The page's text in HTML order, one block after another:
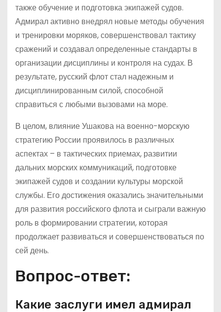
также обучение и подготовка экипажей судов.
Адмирал активно внедрял новые методы обучения
и тренировки моряков, совершенствовал тактику
сражений и создавал определенные стандарты в
организации дисциплины и контроля на судах. В
результате, русский флот стал надежным и
дисциплинированным силой, способной
справиться с любыми вызовами на море.
В целом, влияние Ушакова на военно-морскую
стратегию России проявилось в различных
аспектах – в тактических приемах, развитии
дальних морских коммуникаций, подготовке
экипажей судов и создании культуры морской
службы. Его достижения оказались значительными
для развития российского флота и сыграли важную
роль в формировании стратегии, которая
продолжает развиваться и совершенствоваться по
сей день.
Вопрос-ответ:
Какие заслуги имел адмирал